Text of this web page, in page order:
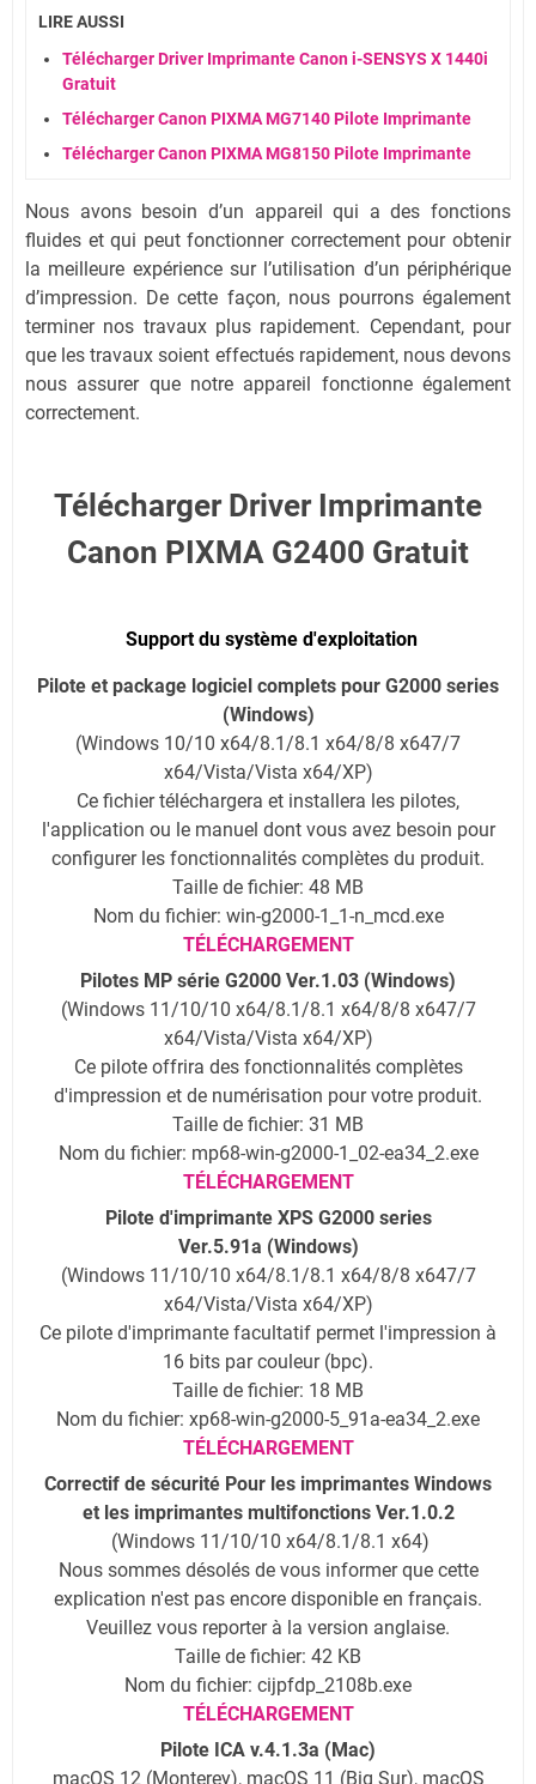
LIRE AUSSI
Télécharger Driver Imprimante Canon i-SENSYS X 1440i
Gratuit
Télécharger Canon PIXMA MG7140 Pilote Imprimante
Télécharger Canon PIXMA MG8150 Pilote Imprimante
Nous avons besoin d’un appareil qui a des fonctions
fluides et qui peut fonctionner correctement pour obtenir
la meilleure expérience sur l’utilisation d’un périphérique
d’impression. De cette façon, nous pourrons également
terminer nos travaux plus rapidement. Cependant, pour
que les travaux soient effectués rapidement, nous devons
nous assurer que notre appareil fonctionne également
correctement.
Télécharger Driver Imprimante
Canon PIXMA G2400 Gratuit
Support du système d'exploitation
Pilote et package logiciel complets pour G2000 series
(Windows)
(Windows 10/10 x64/8.1/8.1 x64/8/8 x647/7
x64/Vista/Vista x64/XP)
Ce fichier téléchargera et installera les pilotes,
l'application ou le manuel dont vous avez besoin pour
configurer les fonctionnalités complètes du produit.
Taille de fichier: 48 MB
Nom du fichier: win-g2000-1_1-n_mcd.exe
TÉLÉCHARGEMENT
Pilotes MP série G2000 Ver.1.03 (Windows)
(Windows 11/10/10 x64/8.1/8.1 x64/8/8 x647/7
x64/Vista/Vista x64/XP)
Ce pilote offrira des fonctionnalités complètes
d'impression et de numérisation pour votre produit.
Taille de fichier: 31 MB
Nom du fichier: mp68-win-g2000-1_02-ea34_2.exe
TÉLÉCHARGEMENT
Pilote d'imprimante XPS G2000 series
Ver.5.91a (Windows)
(Windows 11/10/10 x64/8.1/8.1 x64/8/8 x647/7
x64/Vista/Vista x64/XP)
Ce pilote d'imprimante facultatif permet l'impression à
16 bits par couleur (bpc).
Taille de fichier: 18 MB
Nom du fichier: xp68-win-g2000-5_91a-ea34_2.exe
TÉLÉCHARGEMENT
Correctif de sécurité Pour les imprimantes Windows
et les imprimantes multifonctions Ver.1.0.2
(Windows 11/10/10 x64/8.1/8.1 x64)
Nous sommes désolés de vous informer que cette
explication n'est pas encore disponible en français.
Veuillez vous reporter à la version anglaise.
Taille de fichier: 42 KB
Nom du fichier: cijpfdp_2108b.exe
TÉLÉCHARGEMENT
Pilote ICA v.4.1.3a (Mac)
macOS 12 (Monterey), macOS 11 (Big Sur), macOS